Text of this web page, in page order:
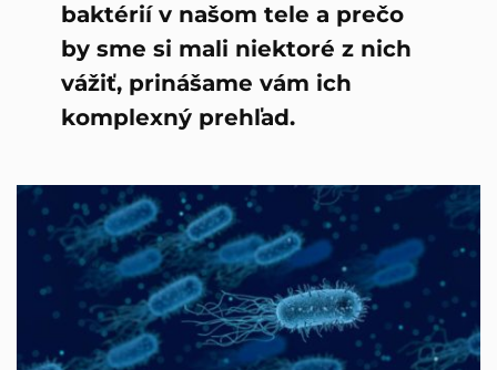
baktérií v našom tele a prečo
by sme si mali niektoré z nich
vážiť, prinášame vám ich
komplexný prehľad.